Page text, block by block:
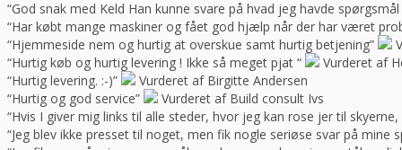
“God snak med Keld Han kunne svare på hvad jeg havde spørgsmål
“Har købt mange maskiner og fået god hjælp når der har været
“Hjemmeside nem og hurtig at overskue samt hurtig betjening”
“Hurtig køb og hurtig levering ! Ikke så meget pjat “
Vurderet af
“Hurtig levering. :-)”
Vurderet af Birgitte Andersen
“Hurtig og god service”
Vurderet af Build consult Ivs
“Hvis I giver mig links til alle steder, hvor jeg kan rose jer til
“Jeg blev ikke presset til noget, men fik nogle seriøse svar på mine